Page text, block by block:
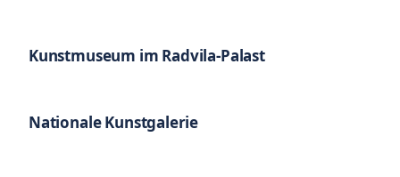
Kunstmuseum im Radvila-Palast
Nationale Kunstgalerie